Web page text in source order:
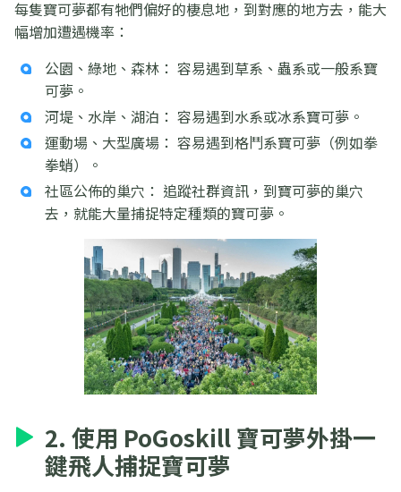
每隻寶可夢都有牠們偏好的棲息地，到對應的地方去，能大
幅增加遭遇機率：
公園、綠地、森林： 容易遇到草系、蟲系或一般系寶
可夢。
河堤、水岸、湖泊： 容易遇到水系或冰系寶可夢。
運動場、大型廣場： 容易遇到格鬥系寶可夢（例如拳
拳蛸）。
社區公佈的巢穴： 追蹤社群資訊，到寶可夢的巢穴
去，就能大量捕捉特定種類的寶可夢。
2. 使用 PoGoskill 寶可夢外掛一
鍵飛人捕捉寶可夢